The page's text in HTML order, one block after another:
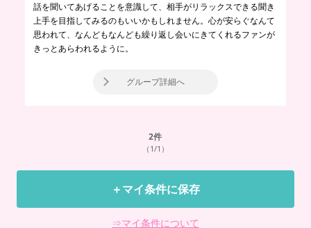
話を聞いてあげることを意識して、相手がリラックスできる聞き
上手を目指してみるのもいいかもしれません。心が安らぐなんて
思われて、なんどもなんども繰り返し会いにきてくれるファンが
きっとあらわれるように。
グループ詳細へ
2件
（1/1）
＋マイ条件に保存
⇒マイ条件について